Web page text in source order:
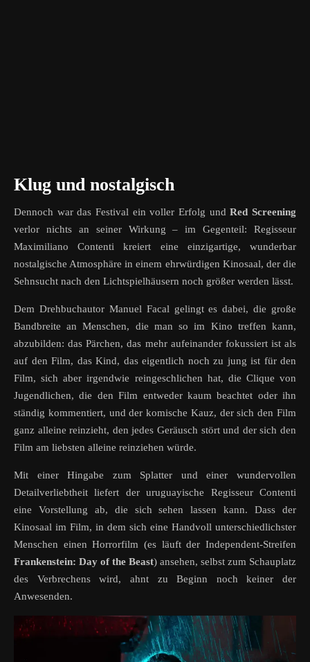
Klug und nostalgisch
Dennoch war das Festival ein voller Erfolg undRed Screening
verlor nichts an seiner Wirkung – im Gegenteil: Regisseur
Maximiliano Contenti kreiert eine einzigartige, wunderbar
nostalgische Atmosphäre in einem ehrwürdigen Kinosaal, der die
Sehnsucht nach den Lichtspielhäusern noch größer werden lässt.
Dem Drehbuchautor Manuel Facal gelingt es dabei, die große
Bandbreite an Menschen, die man so im Kino treffen kann,
abzubilden: das Pärchen, das mehr aufeinander fokussiert ist als
auf den Film, das Kind, das eigentlich noch zu jung ist für den
Film, sich aber irgendwie reingeschlichen hat, die Clique von
Jugendlichen, die den Film entweder kaum beachtet oder ihn
ständig kommentiert, und der komische Kauz, der sich den Film
ganz alleine reinzieht, den jedes Geräusch stört und der sich den
Film am liebsten alleine reinziehen würde.
Mit einer Hingabe zum Splatter und einer wundervollen
Detailverliebtheit liefert der uruguayische Regisseur Contenti
eine Vorstellung ab, die sich sehen lassen kann. Dass der
Kinosaal im Film, in dem sich eine Handvoll unterschiedlichster
Menschen einen Horrorfilm (es läuft der Independent-Streifen
Frankenstein: Day of the Beast) ansehen, selbst zum Schauplatz
des Verbrechens wird, ahnt zu Beginn noch keiner der
Anwesenden.